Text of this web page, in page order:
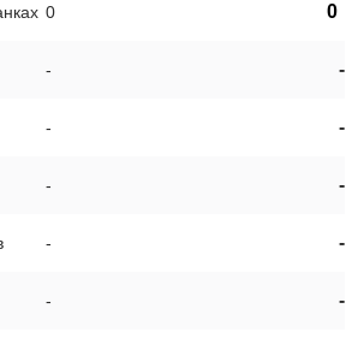
0 0
- -
- -
- -
- -
- -